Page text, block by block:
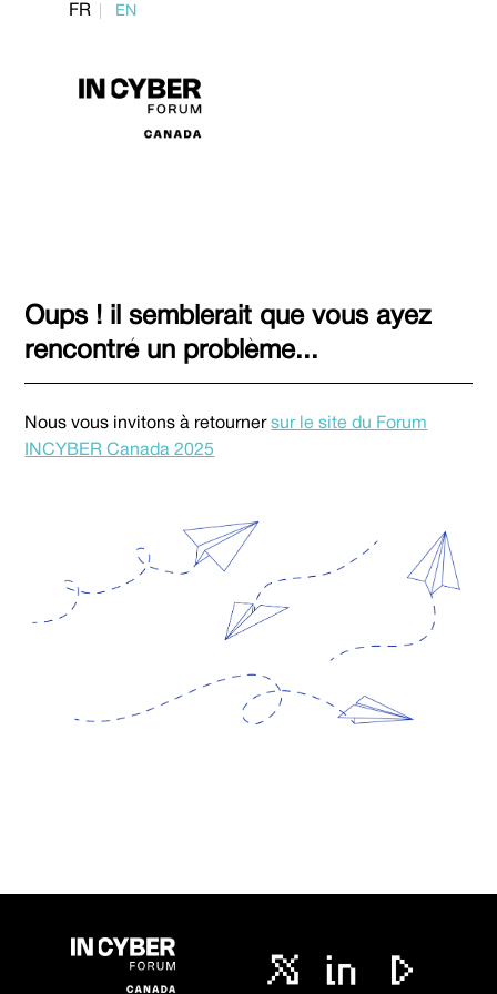
FR EN
Oups ! il semblerait que vous ayez
rencontré un problème...
Nous vous invitons à retournersur le site du Forum
INCYBER Canada 2025